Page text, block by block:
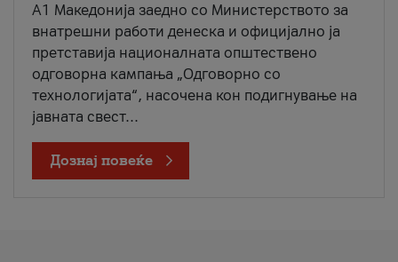
A1 Македонија заедно со Министерството за
внатрешни работи денеска и официјално ја
претставија националната општествено
одговорна кампања „Одговорно со
технологијата“, насочена кон подигнување на
јавната свест...
Дознај повеќе